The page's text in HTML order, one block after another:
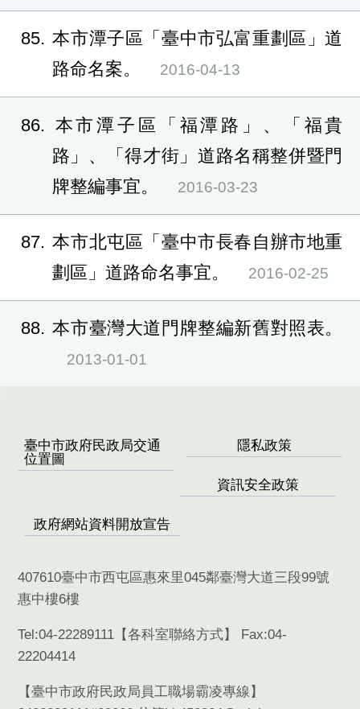
85 本市潭子區「臺中市弘富重劃區」道
路命名案。
2016-04-13
86
本市潭子區「福潭路」、「福貴
路」、「得才街」道路名稱整併暨門
牌整編事宜。
2016-03-23
87 本市北屯區「臺中市長春自辦市地重
劃區」道路命名事宜。
2016-02-25
88 本市臺灣大道門牌整編新舊對照表。
2013-01-01
臺中市政府民政局交通
位置圖
隱私政策
資訊安全政策
政府網站資料開放宣告
407610臺中市西屯區惠來里045鄰臺灣大道三段99號
惠中樓6樓
Tel:04-22289111【各科室聯絡方式】 Fax:04-
22204414
【臺中市政府民政局員工職場霸凌專線】